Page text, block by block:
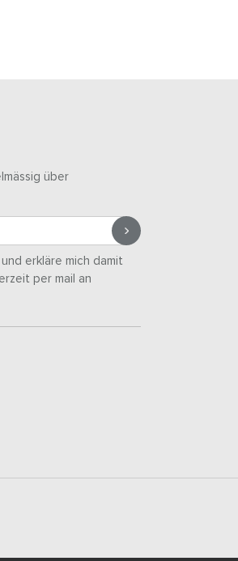
über
erkläre mich damit
per mail an